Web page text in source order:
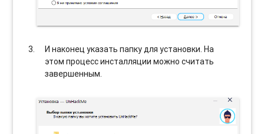
И наконец указать папку для установки. На
этом процесс инсталляции можно считать
завершенным.